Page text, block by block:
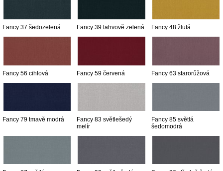
Fancy 37 šedozelená Fancy 39 lahvově zelená Fancy 48 žlutá
Fancy 56 cihlová Fancy 59 červená Fancy 63 starorůžová
Fancy 79 tmavě modrá
Fancy 83 světlešedý
melír
Fancy 85 světlá
šedomodrá